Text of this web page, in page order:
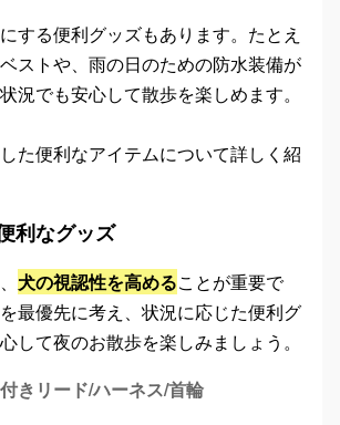
する便利グッズもあります。たとえ
ストや、雨の日のための防水装備が
況でも安心して散歩を楽しめます。
た便利なアイテムについて詳しく紹
利なグッズ
犬の視認性を高めることが重要で
最優先に考え、状況に応じた便利グ
して夜のお散歩を楽しみましょう。
きリード/ハーネス/首輪